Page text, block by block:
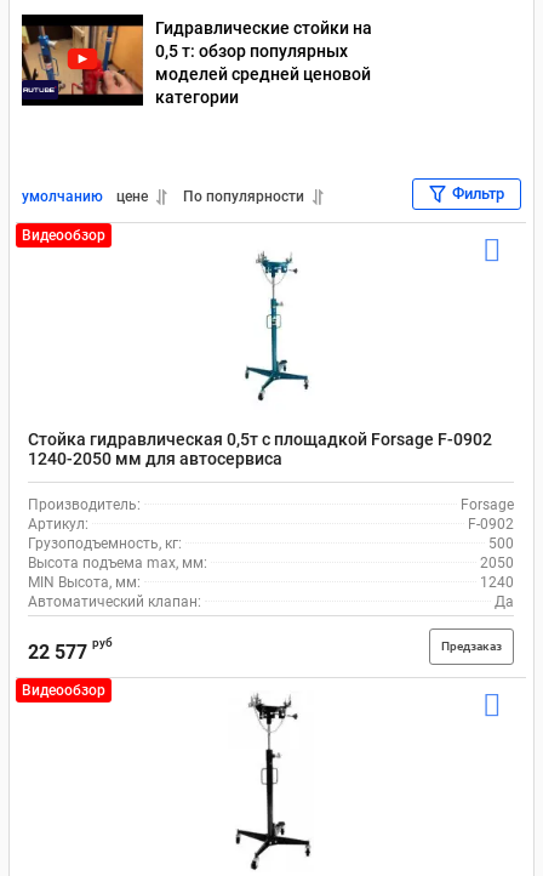
Гидравлические стойки на
0,5 т: обзор популярных
моделей средней ценовой
категории
умолчанию цене По популярности Фильтр
Видеообзор
Стойка гидравлическая 0,5т с площадкой Forsage F-0902
1240-2050 мм для автосервиса
Производитель:
Forsage
Артикул:
F-0902
Грузоподъемность, кг:
500
Высота подъема max, мм:
2050
MIN Высота, мм:
1240
Автоматический клапан:
Да
22 577 руб Предзаказ
Видеообзор